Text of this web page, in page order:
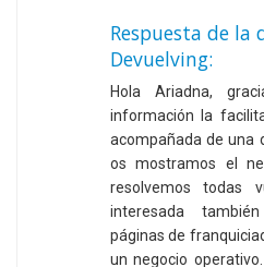
Respuesta de la
Devuelving:
Hola Ariadna,
información la
acompañada de una
os mostramos el
resolvemos todas
interesada
páginas de
un negocio